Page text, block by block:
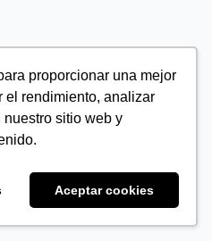
proporcionar una mejor
el rendimiento, analizar
sitio web y
Aceptar cookies